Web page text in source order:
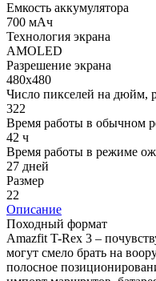
Емкость аккумулятора
700 мАч
Технология экрана
AMOLED
Разрешение экрана
480x480
Число пикселей на дюйм,
322
Время работы в обычном
42 ч
Время работы в режиме
27 дней
Размер
22
Описание
Походный формат
Amazfit T-Rex 3 –
могут смело брать на
полосное